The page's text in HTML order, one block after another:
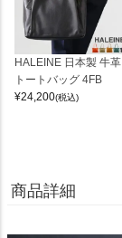
HALEINE 日本製 牛革
トートバッグ 4FB
¥24,200(税込)
商品詳細